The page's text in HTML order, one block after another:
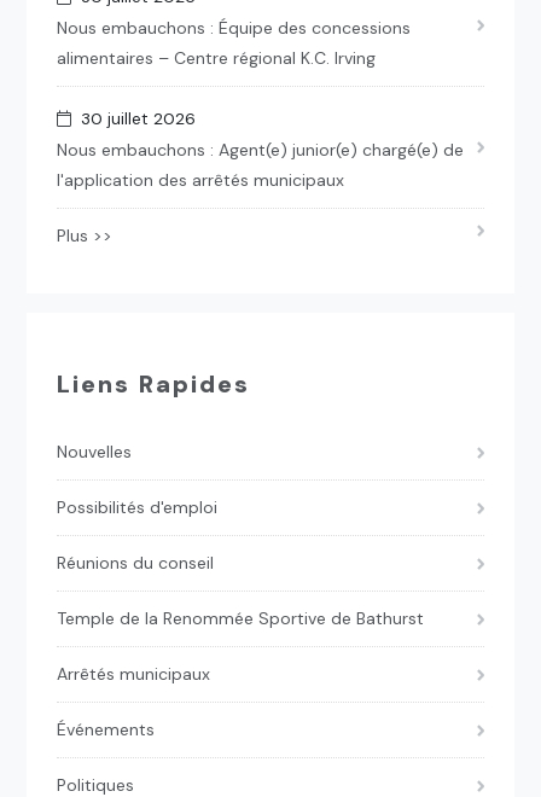
Nous embauchons : Équipe des concessions
alimentaires – Centre régional K.C. Irving
30 juillet 2026
Nous embauchons : Agent(e) junior(e) chargé(e) de
l'application des arrêtés municipaux
Plus >>
Liens Rapides
Nouvelles
Possibilités d'emploi
Réunions du conseil
Temple de la Renommée Sportive de Bathurst
Arrêtés municipaux
Événements
Politiques